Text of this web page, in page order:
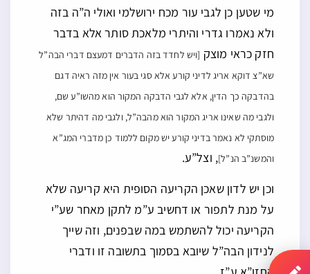
מי שטען כן לגבי עור מכח ירושלמי ואולי ה”ה בזה
ולא נאמרו גדרי והיתרי מלאכת סותר אלא בדבר
חזק כראי מוצק [ויש לחדד בזה הדברים דמעצם דברי הבה”ל
שא”צ דוקא אריג לדיני קורע אלא סגי בעור אין מזה ראיה דגם
בהדבקה כך הדין, אלא לגבי הדבקה המקור הוא מהשו”ע שם,
ולגבי מה שאינו אריג המקור הוא מהבה”ל, ולגבי מה דהיתר שלא
מוסתקי לא נאמר בדיני קורע יש מקום ללמוד כן מדברי המג”א
והמשנ”ב הנ”ל], וצל”ע.
וכן יש לדון שאכן הקריעה הסופית היא קריעה שלא
על מנת לתפור או דחשיב ע”מ לתקן מאחר שע”י
הקריעה יכול להשתמש במה שבפנים, וזה שייך
לנידון הבה”ל שיובא בסמוך בתשובה זו ודברי